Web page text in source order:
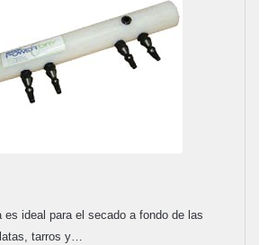
es ideal para el secado a fondo de las
tarros y…